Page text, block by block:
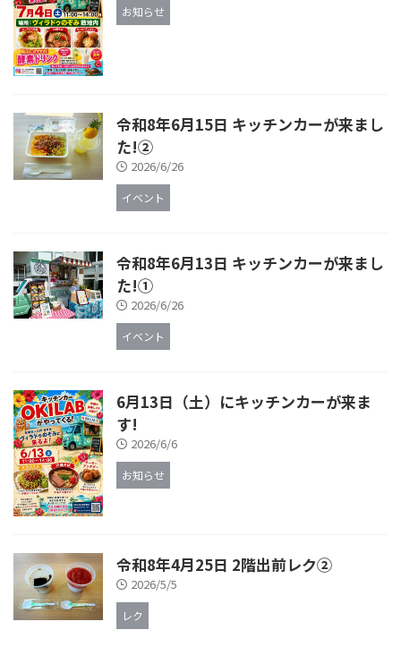
お知らせ
令和8年6月15日 キッチンカーが来まし
た!②
2026/6/26
イベント
令和8年6月13日 キッチンカーが来まし
た!①
2026/6/26
イベント
6月13日（土）にキッチンカーが来ま
す!
2026/6/6
お知らせ
令和8年4月25日 2階出前レク②
2026/5/5
レク